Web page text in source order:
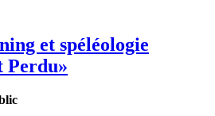
et spéléologie
Perdu»